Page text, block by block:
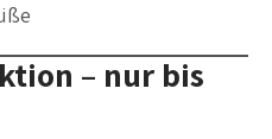
– nur bis